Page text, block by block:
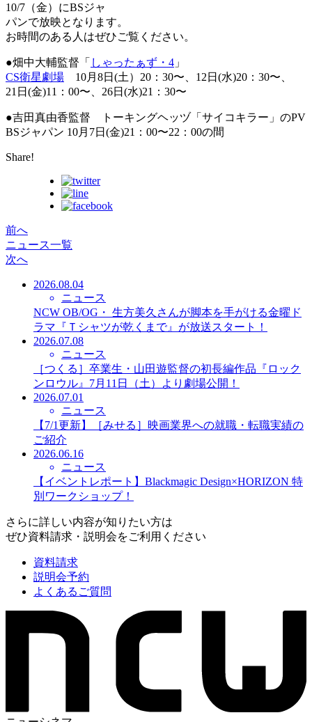
10/7（金）にBSジャ
パンで放映となります。
お時間のある人はぜひご覧ください。
●畑中大輔監督「 しゃったぁず・4 」
CS衛星劇場 10月8日(土）20：30〜、12日(水)20：30〜、
21日(金)11：00〜、26日(水)21：30〜
●吉田真由香監督 トーキングヘッヅ「サイコキラー」のPV
BSジャパン 10月7日(金)21：00〜22：00の間
Share!
前へ
ニュース一覧
次へ
2026.08.04
ニュース
NCW OB/OG・ 生方美久さんが脚本を手がける金曜ド
ラマ『Ｔシャツが乾くまで』が放送スタート！
2026.07.08
ニュース
［つくる］卒業生・山田遊監督の初長編作品『ロック
ンロウル』7月11日（土）より劇場公開！
2026.07.01
ニュース
【7/1更新】［みせる］映画業界への就職・転職実績の
ご紹介
2026.06.16
ニュース
【イベントレポート】Blackmagic Design×HORIZON 特
別ワークショップ！
さらに詳しい内容が知りたい方は
ぜひ資料請求・説明会をご利用ください
資料請求
説明会予約
よくあるご質問